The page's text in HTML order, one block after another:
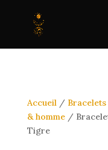
Accueil/
& homme/
Tigre